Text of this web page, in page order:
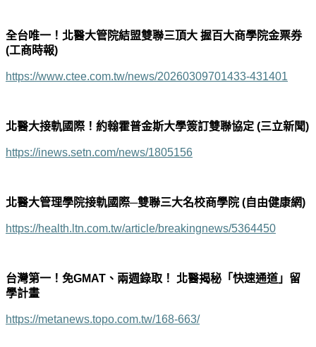
全台唯一！北醫大管院結盟雙聯三頂大 握百大商學院金票券
(工商時報)
https://www.ctee.com.tw/news/20260309701433-431401
北醫大接軌國際！約翰霍普金斯大學簽訂雙聯協定 (三立新聞)
https://inews.setn.com/news/1805156
北醫大管理學院接軌國際─雙聯三大名校商學院 (自由健康網)
https://health.ltn.com.tw/article/breakingnews/5364450
台灣第一！免GMAT 、兩週錄取！ 北醫揭秘「快速通道」留
學計畫
https://metanews.topo.com.tw/168-663/